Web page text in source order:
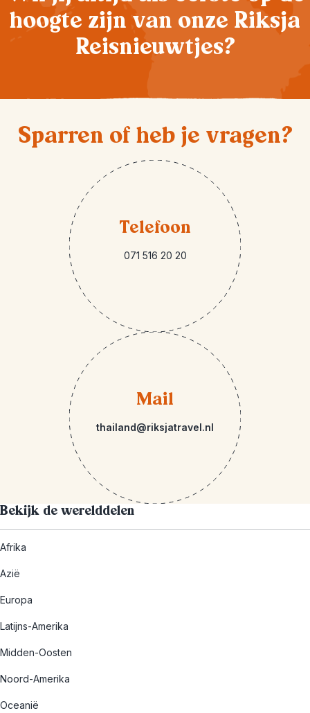
hoogte zijn van onze Riksja
Reisnieuwtjes?
Sparren of heb je vragen?
Telefoon
071 516 20 20
Mail
thailand@riksjatravel.nl
Bekijk de werelddelen
Afrika
Azië
Europa
Latijns-Amerika
Midden-Oosten
Noord-Amerika
Oceanië